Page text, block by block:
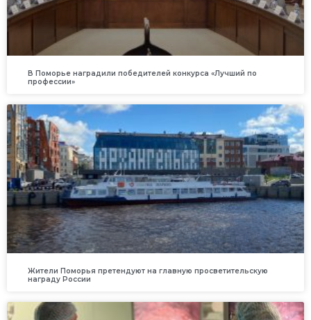
В Поморье наградили победителей конкурса «Лучший по
профессии»
Жители Поморья претендуют на главную просветительскую
награду России